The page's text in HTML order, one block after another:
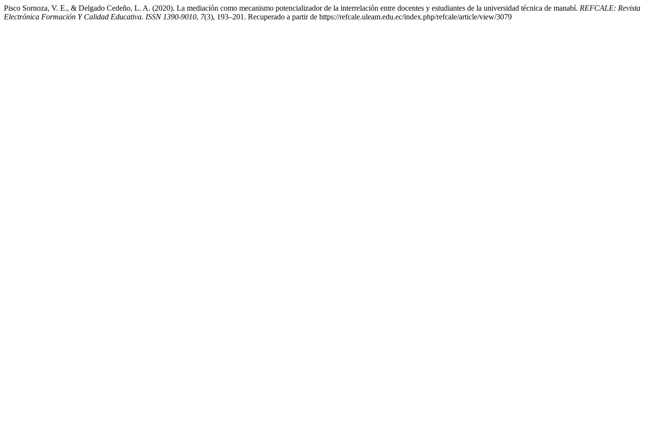
Pisco Sornoza, V. E., & Delgado Cedeño, L. A. (2020). La mediación como mecanismo potencializador de la interrelación entre docentes y estudiantes de la universidad técnica de manabí. REFCALE: Revista
Electrónica Formación Y Calidad Educativa. ISSN 1390-9010, 7(3), 193–201. Recuperado a partir de https://refcale.uleam.edu.ec/index.php/refcale/article/view/3079